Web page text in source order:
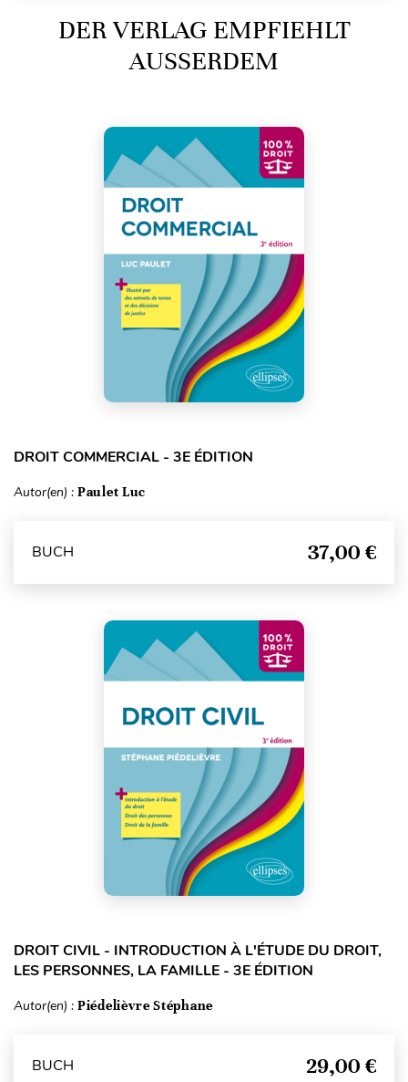
DER VERLAG EMPFIEHLT
AUSSERDEM
DROIT COMMERCIAL - 3E ÉDITION
Autor(en) : Paulet Luc
BUCH 37,00 €
DROIT CIVIL - INTRODUCTION À L'ÉTUDE DU DROIT,
LES PERSONNES, LA FAMILLE - 3E ÉDITION
Autor(en) : Piédelièvre Stéphane
BUCH 29,00 €